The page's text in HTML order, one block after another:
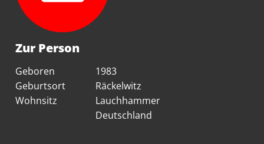
Zur Person
Geboren
1983
Geburtsort
Räckelwitz
Wohnsitz
Lauchhammer
Deutschland